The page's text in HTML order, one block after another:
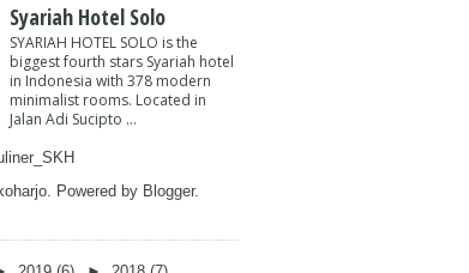
Syariah Hotel Solo
SYARIAH HOTEL SOLO is the
biggest fourth stars Syariah hotel
in Indonesia with 378 modern
minimalist rooms. Located in
Jalan Adi Sucipto ...
Powered by Blogger.